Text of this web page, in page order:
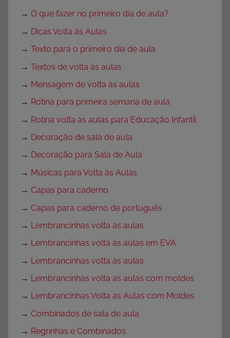
→ O que fazer no primeiro dia de aula?
→ Dicas Volta às Aulas
→ Texto para o primeiro dia de aula
→ Textos de volta às aulas
→ Mensagem de volta às aulas
→ Rotina para primeira semana de aula
→ Rotina volta às aulas para Educação Infantil
→ Decoração de sala de aula
→ Decoração para Sala de Aula
→ Músicas para Volta às Aulas
→ Capas para caderno
→ Capas para caderno de português
→ Lembrancinhas volta às aulas
→ Lembrancinhas volta às aulas em EVA
→ Lembrancinhas volta às aulas
→ Lembrancinhas volta as aulas com moldes
→ Lembrancinhas Volta as Aulas com Moldes
→ Combinados de sala de aula
→ Regrinhas e Combinados